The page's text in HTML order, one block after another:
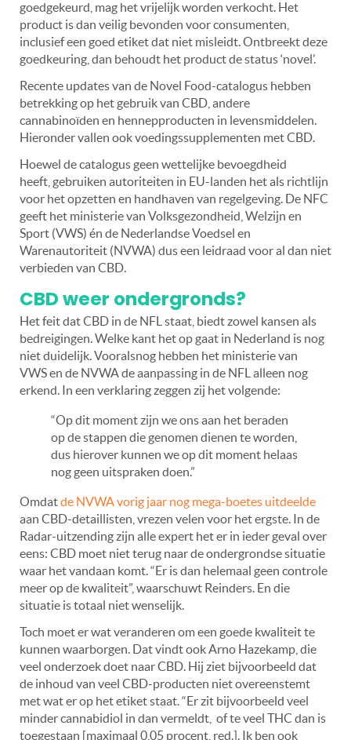
goedgekeurd, mag het vrijelijk worden verkocht. Het
product is dan veilig bevonden voor consumenten,
inclusief een goed etiket dat niet misleidt. Ontbreekt deze
goedkeuring, dan behoudt het product de status ‘novel’.
Recente updates van de Novel Food-catalogus hebben
betrekking op het gebruik van CBD, andere
cannabinoïden en hennepproducten in levensmiddelen.
Hieronder vallen ook voedingssupplementen met CBD.
Hoewel de catalogus geen wettelijke bevoegdheid
heeft, gebruiken autoriteiten in EU-landen het als richtlijn
voor het opzetten en handhaven van regelgeving. De NFC
geeft het ministerie van Volksgezondheid, Welzijn en
Sport (VWS) én de Nederlandse Voedsel en
Warenautoriteit (NVWA) dus een leidraad voor al dan niet
verbieden van CBD.
CBD weer ondergronds?
Het feit dat CBD in de NFL staat, biedt zowel kansen als
bedreigingen. Welke kant het op gaat in Nederland is nog
niet duidelijk. Vooralsnog hebben het ministerie van
VWS en de NVWA de aanpassing in de NFL alleen nog
erkend. In een verklaring zeggen zij het volgende:
“Op dit moment zijn we ons aan het beraden
op de stappen die genomen dienen te worden,
dus hierover kunnen we op dit moment helaas
nog geen uitspraken doen.”
Omdatde NVWA vorig jaar nog mega-boetes uitdeelde
aan CBD-detaillisten, vrezen velen voor het ergste. In de
Radar-uitzending zijn alle expert het er in ieder geval over
eens: CBD moet niet terug naar de ondergrondse situatie
waar het vandaan komt. “Er is dan helemaal geen controle
meer op de kwaliteit”, waarschuwt Reinders. En die
situatie is totaal niet wenselijk.
Toch moet er wat veranderen om een goede kwaliteit te
kunnen waarborgen. Dat vindt ook Arno Hazekamp, die
veel onderzoek doet naar CBD. Hij ziet bijvoorbeeld dat
de inhoud van veel CBD-producten niet overeenstemt
met wat er op het etiket staat. “Er zit bijvoorbeeld veel
minder cannabidiol in dan vermeldt, of te veel THC dan is
toegestaan [maximaal 0,05 procent, red.]. Ik ben ook